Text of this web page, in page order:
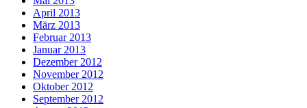
April 2013
März 2013
Februar 2013
Januar 2013
Dezember 2012
November 2012
Oktober 2012
September 2012